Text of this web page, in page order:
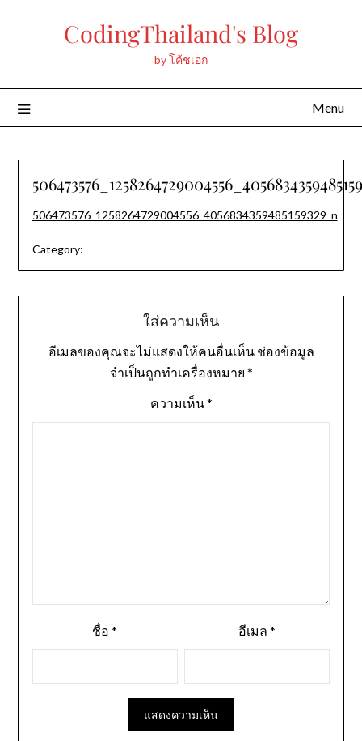
CodingThailand's Blog
by โค้ชเอก
Menu
506473576_1258264729004556_4056834359485159329_n
Category:
ใส่ความเห็น
อีเมลของคุณจะไม่แสดงให้คนอื่นเห็น ช่องข้อมูล
จำเป็นถูกทำเครื่องหมาย *
ความเห็น*
ชื่อ* อีเมล*